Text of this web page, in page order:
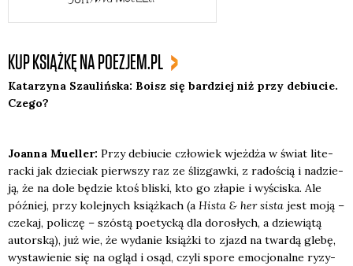
KUP KSIĄŻKĘ NA POEZJEM.PL
Kata­rzy­na Szau­liń­ska: Boisz się bar­dziej niż przy debiu­cie.
Cze­go?
Joan­na Muel­ler: Przy debiu­cie czło­wiek wjeż­dża w świat lite­
rac­ki jak dzie­ciak pierw­szy raz ze śli­zgaw­ki, z rado­ścią i nadzie­
ją, że na dole będzie ktoś bli­ski, kto go zła­pie i wyści­ska. Ale
póź­niej, przy kolej­nych książ­kach (a Hista & her sista jest moją –
cze­kaj, poli­czę – szó­stą poetyc­ką dla doro­słych, a dzie­wią­tą
autor­ską), już wie, że wyda­nie książ­ki to zjazd na twar­dą gle­bę,
wysta­wie­nie się na ogląd i osąd, czy­li spo­re emo­cjo­nal­ne ryzy­